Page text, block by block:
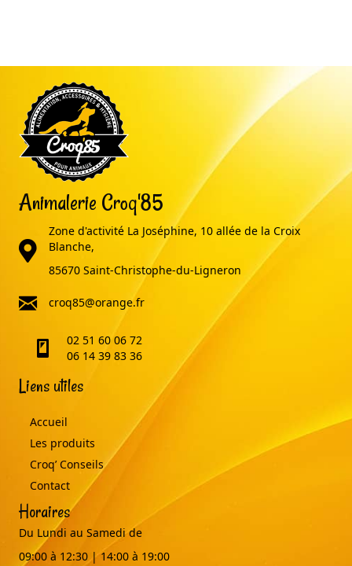
Animalerie Croq'85
adresse
Zone d'activité La Joséphine, 10 allée de la Croix
Blanche,
85670 Saint-Christophe-du-Ligneron
email
croq85@orange.fr
telephone02 51 60 06 72
06 14 39 83 36
Liens utiles
Accueil
Les produits
Croq’ Conseils
Contact
Horaires
Du Lundi au Samedi de
09:00 à 12:30 | 14:00 à 19:00